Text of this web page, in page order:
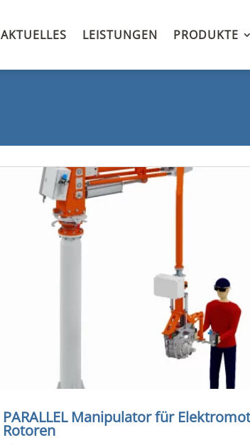
AKTUELLES LEISTUNGEN PRODUKTE
PARALLEL Manipulator für
Rotoren